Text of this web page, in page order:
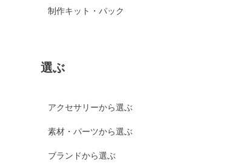
制作キット・パック
選ぶ
アクセサリーから選ぶ
素材・パーツから選ぶ
ブランドから選ぶ